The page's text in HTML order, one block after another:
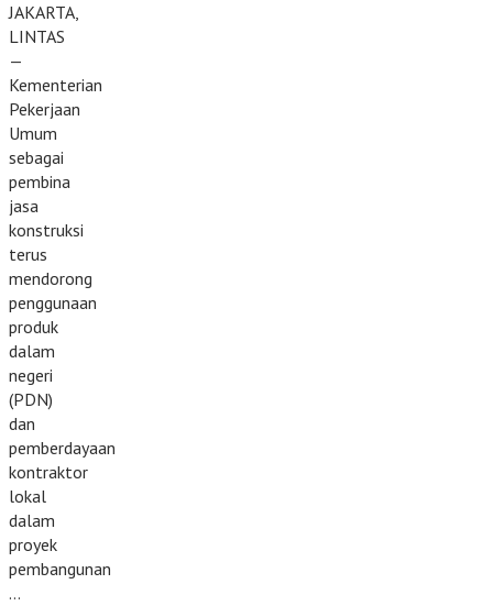
JAKARTA,
LINTAS
—
Kementerian
Pekerjaan
Umum
sebagai
pembina
jasa
konstruksi
terus
mendorong
penggunaan
produk
dalam
negeri
(PDN)
dan
pemberdayaan
kontraktor
lokal
dalam
proyek
pembangunan
…